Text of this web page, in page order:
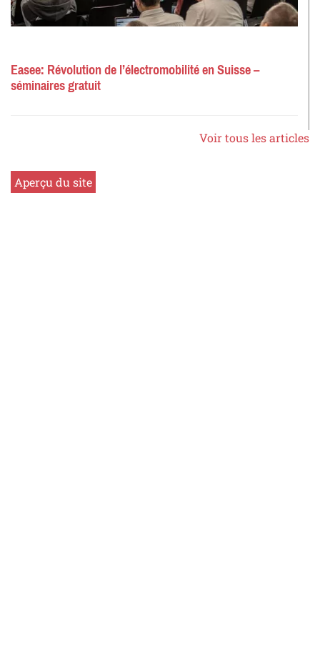
Easee: Révolution de l’électromobilité en Suisse –
séminaires gratuit
Voir tous les articles
Aperçu du site